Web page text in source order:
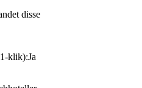
disse
klik):Ja